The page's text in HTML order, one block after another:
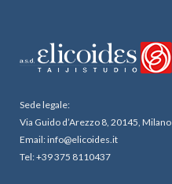
Sede legale:
Via Guido d’Arezzo 8, 20145, Milano
Email: info@elicoides.it
Tel: +39 375 8110437